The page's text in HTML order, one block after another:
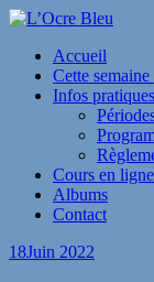
Accueil
Cette
Infos pratiques
Cours en ligne
Albums
Contact
18Juin 2022